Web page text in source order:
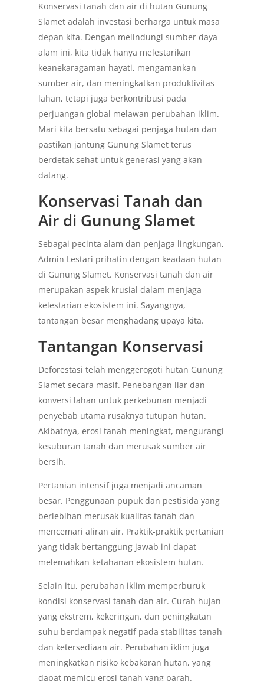
Konservasi tanah dan air di hutan Gunung
Slamet adalah investasi berharga untuk masa
depan kita. Dengan melindungi sumber daya
alam ini, kita tidak hanya melestarikan
keanekaragaman hayati, mengamankan
sumber air, dan meningkatkan produktivitas
lahan, tetapi juga berkontribusi pada
perjuangan global melawan perubahan iklim.
Mari kita bersatu sebagai penjaga hutan dan
pastikan jantung Gunung Slamet terus
berdetak sehat untuk generasi yang akan
datang.
Konservasi Tanah dan
Air di Gunung Slamet
Sebagai pecinta alam dan penjaga lingkungan,
Admin Lestari prihatin dengan keadaan hutan
di Gunung Slamet. Konservasi tanah dan air
merupakan aspek krusial dalam menjaga
kelestarian ekosistem ini. Sayangnya,
tantangan besar menghadang upaya kita.
Tantangan Konservasi
Deforestasi telah menggerogoti hutan Gunung
Slamet secara masif. Penebangan liar dan
konversi lahan untuk perkebunan menjadi
penyebab utama rusaknya tutupan hutan.
Akibatnya, erosi tanah meningkat, mengurangi
kesuburan tanah dan merusak sumber air
bersih.
Pertanian intensif juga menjadi ancaman
besar. Penggunaan pupuk dan pestisida yang
berlebihan merusak kualitas tanah dan
mencemari aliran air. Praktik-praktik pertanian
yang tidak bertanggung jawab ini dapat
melemahkan ketahanan ekosistem hutan.
Selain itu, perubahan iklim memperburuk
kondisi konservasi tanah dan air. Curah hujan
yang ekstrem, kekeringan, dan peningkatan
suhu berdampak negatif pada stabilitas tanah
dan ketersediaan air. Perubahan iklim juga
meningkatkan risiko kebakaran hutan, yang
dapat memicu erosi tanah yang parah.